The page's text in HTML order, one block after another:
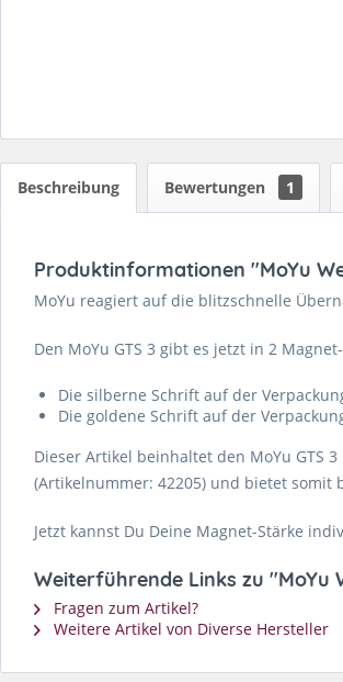
Beschreibung Bewertungen 1
Produktinformationen "MoYu
MoYu reagiert auf die blitzschnelle
Den MoYu GTS 3 gibt es jetzt in 2
Die silberne Schrift auf der
Die goldene Schrift auf der
Dieser Artikel beinhaltet den MoYu GTS
(Artikelnummer: 42205) und bietet somit
Jetzt kannst Du Deine Magnet-Stärke
Weiterführende Links zu "MoYu
Fragen zum Artikel?
Weitere Artikel von Diverse Hersteller